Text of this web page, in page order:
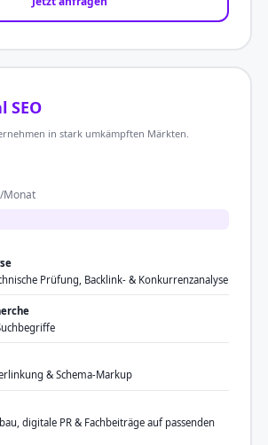
SEO
in stark umkämpften Märkten.
/Monat
Prüfung, Backlink- & Konkurrenzanalyse
& Schema-Markup
digitale PR & Fachbeiträge auf passenden